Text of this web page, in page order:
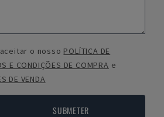
o nosso POLÍTICA DE
E CONDIÇÕES DE COMPRA e
DE VENDA
SUBMETER